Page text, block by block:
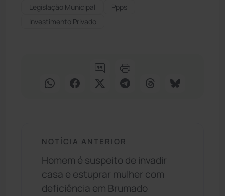
Legislação Municipal
Ppps
Investimento Privado
NOTÍCIA ANTERIOR
Homem é suspeito de invadir
casa e estuprar mulher com
deficiência em Brumado